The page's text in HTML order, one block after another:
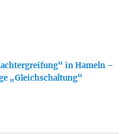
in Hameln –
„Gleichschaltung“